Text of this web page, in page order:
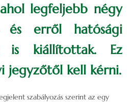
legfeljebb négy
és erről hatósági
is kiállítottak. Ez
jegyzőtől kell kérni.
szabályozás szerint az egy